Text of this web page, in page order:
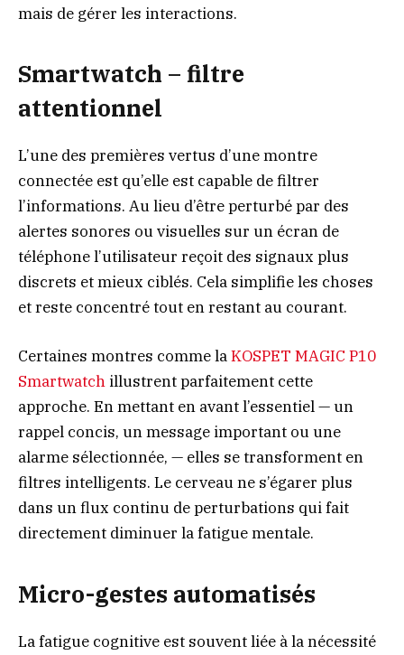
mais de gérer les interactions.
Smartwatch – filtre
attentionnel
L’une des premières vertus d’une montre
connectée est qu’elle est capable de filtrer
l’informations. Au lieu d’être perturbé par des
alertes sonores ou visuelles sur un écran de
téléphone l’utilisateur reçoit des signaux plus
discrets et mieux ciblés. Cela simplifie les choses
et reste concentré tout en restant au courant.
Certaines montres comme laKOSPET MAGIC P10
Smartwatch illustrent parfaitement cette
approche. En mettant en avant l’essentiel — un
rappel concis, un message important ou une
alarme sélectionnée, — elles se transforment en
filtres intelligents. Le cerveau ne s’égarer plus
dans un flux continu de perturbations qui fait
directement diminuer la fatigue mentale.
Micro-gestes automatisés
La fatigue cognitive est souvent liée à la nécessité